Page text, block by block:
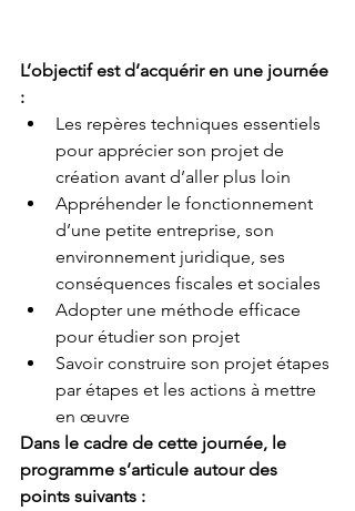
L’objectif est d’acquérir en une journée
:
Les repères techniques essentiels
pour apprécier son projet de
création avant d’aller plus loin
Appréhender le fonctionnement
d’une petite entreprise, son
environnement juridique, ses
conséquences fiscales et sociales
Adopter une méthode efficace
pour étudier son projet
Savoir construire son projet étapes
par étapes et les actions à mettre
en œuvre
Dans le cadre de cette journée, le
programme s’articule autour des
points suivants :